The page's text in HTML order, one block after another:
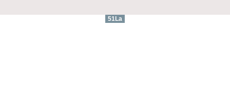
51La